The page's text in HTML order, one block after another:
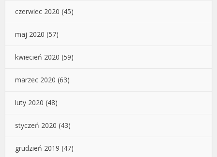
czerwiec 2020 (45)
maj 2020 (57)
kwiecień 2020 (59)
marzec 2020 (63)
luty 2020 (48)
styczeń 2020 (43)
grudzień 2019 (47)